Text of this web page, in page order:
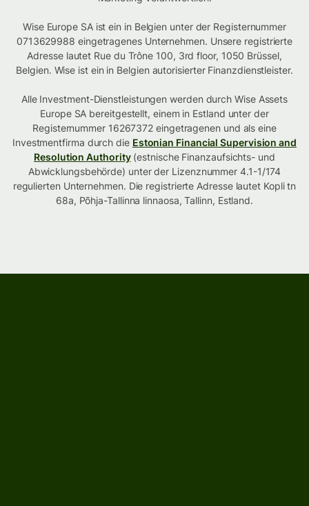
Wise Europe SA ist ein in Belgien unter der Registernummer
0713629988 eingetragenes Unternehmen. Unsere registrierte
Adresse lautet Rue du Trône 100, 3rd floor, 1050 Brüssel,
Belgien. Wise ist ein in Belgien autorisierter Finanzdienstleister.
Alle Investment-Dienstleistungen werden durch Wise Assets
Europe SA bereitgestellt, einem in Estland unter der
Registernummer 16267372 eingetragenen und als eine
Investmentfirma durch die Estonian Financial Supervision and
Resolution Authority(estnische Finanzaufsichts- und
Abwicklungsbehörde) unter der Lizenznummer 4.1-1/174
regulierten Unternehmen. Die registrierte Adresse lautet Kopli tn
68a, Põhja-Tallinna linnaosa, Tallinn, Estland.